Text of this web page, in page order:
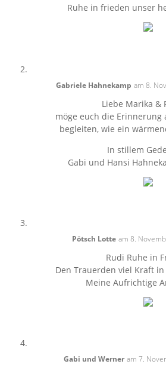
Ruhe in frieden unser
Gabriele Hahnekamp am 8.
Liebe Marika &
möge euch die Erinnerung
begleiten, wie ein
In stillem
Gabi und Hansi
Pötsch Lotte am 8.
Rudi Ruhe in
Den Trauerden viel Kraft
Meine Aufrichtige
Gabi und Werner am 7.